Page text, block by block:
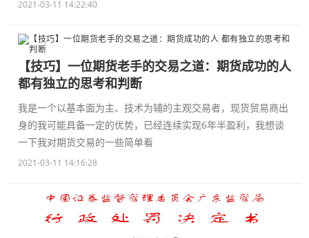
2021-03-11 14:22:40
【技巧】一位期货老手的交易之道：期货成功的人
都有独立的思考和判断
我是一个以基本面为主、技术为辅的主观交易者，现货贸易商出
身的我可能具备一定的优势，已经连续实现6年半盈利，我想谈
一下我对期货交易的一些简单看
2021-03-11 14:16:28